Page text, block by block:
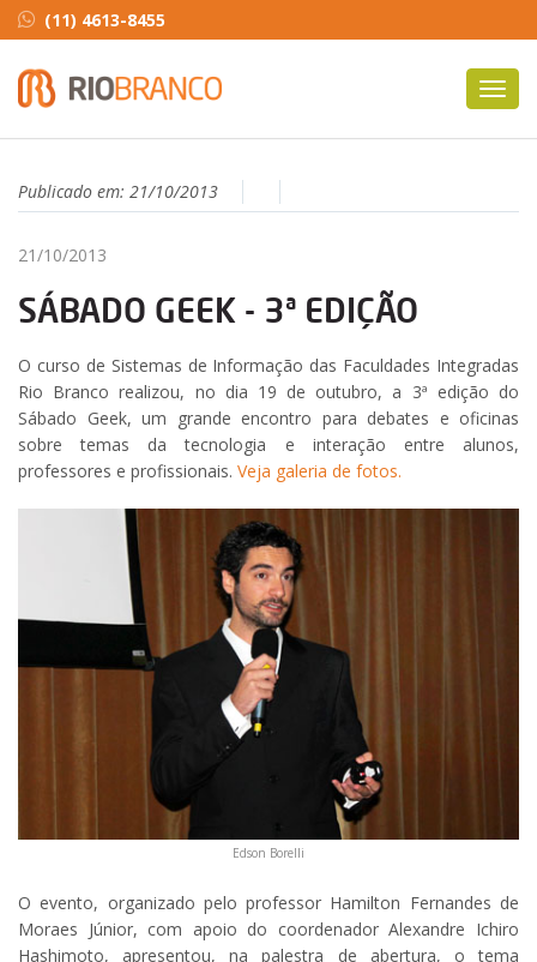
(11) 4613-8455
Publicado em: 21/10/2013
21/10/2013
SÁBADO GEEK - 3ª EDIÇÃO
O curso de Sistemas de Informação das Faculdades Integradas
Rio Branco realizou, no dia 19 de outubro, a 3ª edição do
Sábado Geek, um grande encontro para debates e oficinas
sobre temas da tecnologia e interação entre alunos,
professores e profissionais. Veja galeria de fotos.
Edson Borelli
O evento, organizado pelo professor Hamilton Fernandes de
Moraes Júnior, com apoio do coordenador Alexandre Ichiro
Hashimoto, apresentou, na palestra de abertura, o tema